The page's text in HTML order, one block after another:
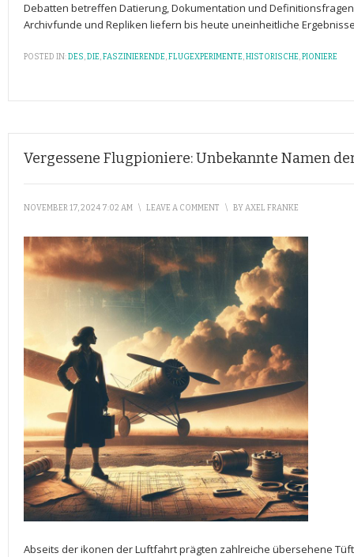
Debatten betreffen Datierung,⁤ Dokumentation und
‍Archivfunde und Repliken​ liefern ​bis ⁢heute uneinheitliche
POSTED IN:DES,DIE,FASZINIERENDE,FLUGEXPERIMENTE,HISTORISCHE,PIONIERE
Vergessene Flugpioniere: Unbekannte Namen
NOVEMBER 17, 2024 7:02 AM \ LEAVE A COMMENT \ BYAXEL FRANKE
Abseits der ikonen der Luftfahrt prägten zahlreiche übersehene‍